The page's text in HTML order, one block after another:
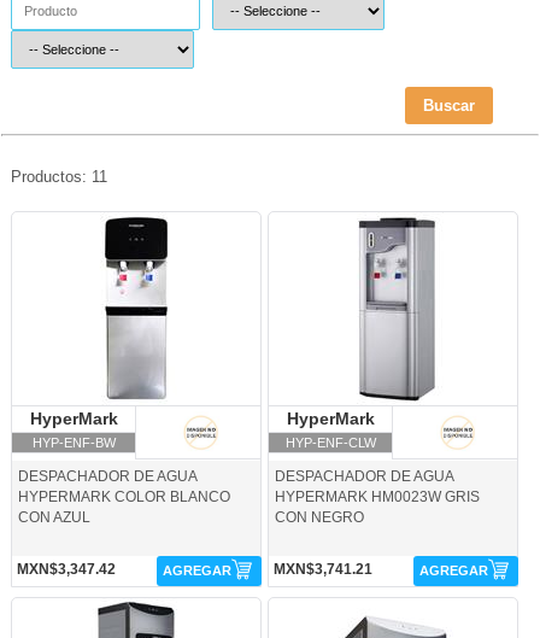
Buscar
Productos: 11
HYP-ENF-BW-HyperMark
HyperMark
HYP-ENF-BW
HyperMark
DESPACHADOR DE AGUA
HYPERMARK COLOR BLANCO
CON AZUL
MXN$3,347.42 AGREGAR
HYP-ENF-CLW-HyperMark
HyperMark
HYP-ENF-CLW
HyperMark
DESPACHADOR DE AGUA
HYPERMARK HM0023W GRIS
CON NEGRO
MXN$3,741.21 AGREGAR
HYP-ENF-CNT-HyperMark